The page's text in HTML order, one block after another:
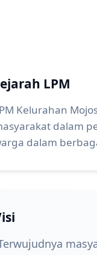
LPM
Kelurahan
dalam
dalam